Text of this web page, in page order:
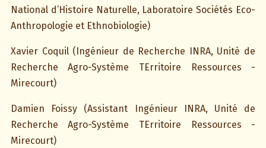
National d’Histoire Naturelle, Laboratoire Sociétés Eco-
Anthropologie et Ethnobiologie)
Xavier Coquil (Ingénieur de Recherche INRA, Unité de
Recherche Agro-Système TErritoire Ressources -
Mirecourt)
Damien Foissy (Assistant Ingénieur INRA, Unité de
Recherche Agro-Système TErritoire Ressources -
Mirecourt)